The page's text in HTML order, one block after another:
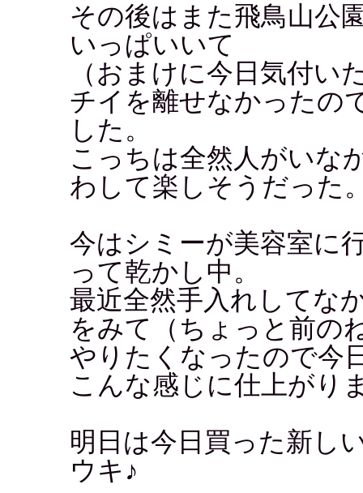
その後はまた飛鳥山公
いっぱいいて
（おまけに今日気付い
チイを離せなかったの
した。
こっちは全然人がいな
わして楽しそうだった
今はシミーが美容室に
って乾かし中。
最近全然手入れしてな
をみて（ちょっと前の
やりたくなったので今
こんな感じに仕上がり
明日は今日買った新し
ウキ♪